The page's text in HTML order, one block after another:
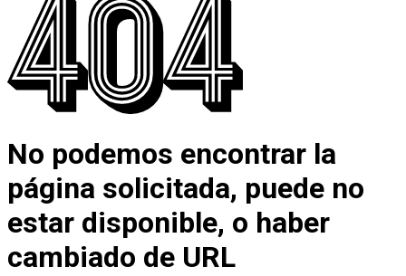
No podemos encontrar la
página solicitada, puede no
estar disponible, o haber
cambiado de URL